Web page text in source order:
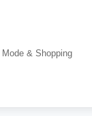
Mode & Shopping